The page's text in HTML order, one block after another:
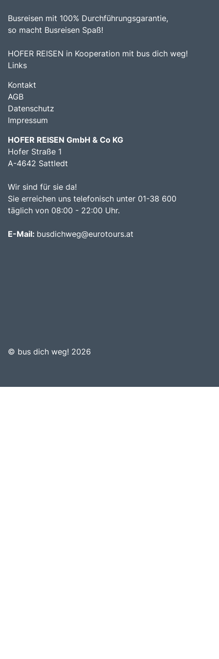
und den Charme dieser einzigartigen Region erkunden
möchten.
Busreisen mit 100% Durchführungsgarantie,
so macht Busreisen Spaß!
HOFER REISEN in Kooperation mit bus dich weg!
Links
Kontakt
AGB
Datenschutz
Impressum
HOFER REISEN GmbH & Co KG
Hofer Straße 1
A-4642 Sattledt
Wir sind für sie da!
Sie erreichen uns telefonisch unter 01-38 600
täglich von 08:00 - 22:00 Uhr.
E-Mail: busdichweg@eurotours.at
© bus dich weg! 2026